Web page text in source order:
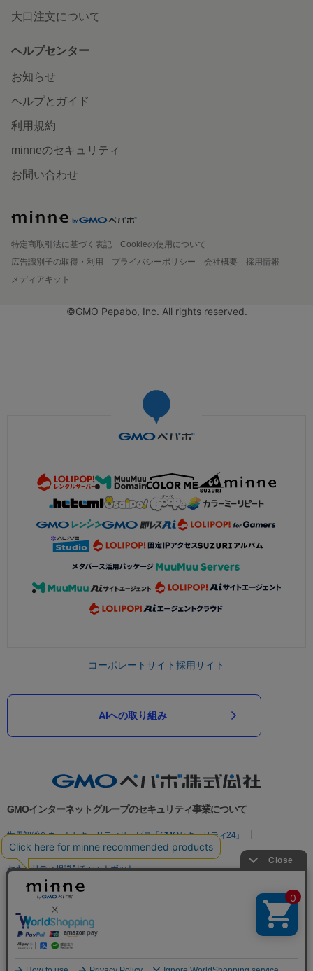
大口注文について
ヘルプセンター
お知らせ
ヘルプとガイド
利用規約
minneのセキュリティ
お問い合わせ
特定商取引法に基づく表記
Cookieの使用について
広告識別子の取得・利用
プライバシーポリシー 会社概要
採用情報
メディアキット
©GMO Pepabo, Inc. All rights reserved.
コーポレートサイト採用サイト
AIへの取り組み
GMOインターネットグループのセキュリティ事業について
世界初総合ネットセキュリティサービス「GMOセキュリティ24」
パスワード漏洩診断
Webサイトリスク診断
セキュリティ相談AIチャットボット
実在証明・盗聴対策
サイバー攻撃対策（GMO Flatt Security）
セキュリティ事業の軌跡